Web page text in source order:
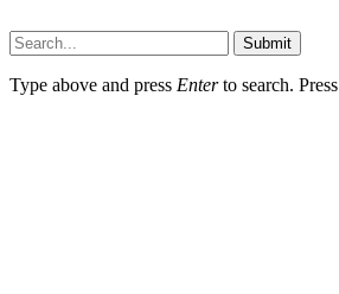
Submit
Type above and press Enterto search. Press